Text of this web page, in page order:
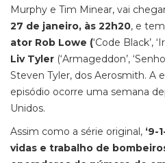
Murphy e Tim Minear, vai
27 de janeiro, às 22h20, e
ator Rob Lowe (‘Code Black’,
Liv Tyler (‘Armageddon’,
Steven Tyler, dos Aerosmith. A
episódio ocorre uma semana
Unidos.
Assim como a série original, ‘9-
vidas e trabalho de